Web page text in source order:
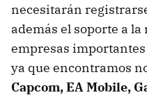
necesitarán
además el soporte a
empresas
ya que encontramos
Capcom, EA Mobile,